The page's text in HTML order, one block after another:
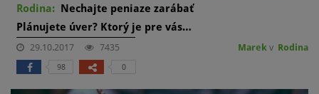
Rodina: Nechajte peniaze zarábať
Plánujete úver? Ktorý je pre vás…
29.10.2017 7435 Marek v Rodina
98 0